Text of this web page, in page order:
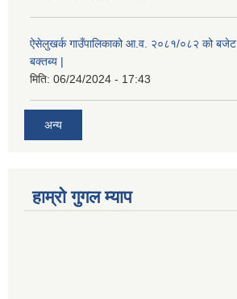
ऐसेलुखर्क गाउँपालिकाको आ.व. २०८१/०८२ को बजेट
बक्तब्य |
मिति: 06/24/2024 - 17:43
अन्य
हाम्रो गुगल म्याप